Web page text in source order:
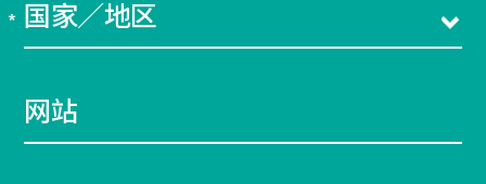
国家／地区
网站